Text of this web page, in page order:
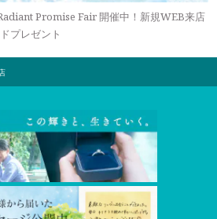
Radiant Promise Fair 開催中！新規WEB来店
プレゼント